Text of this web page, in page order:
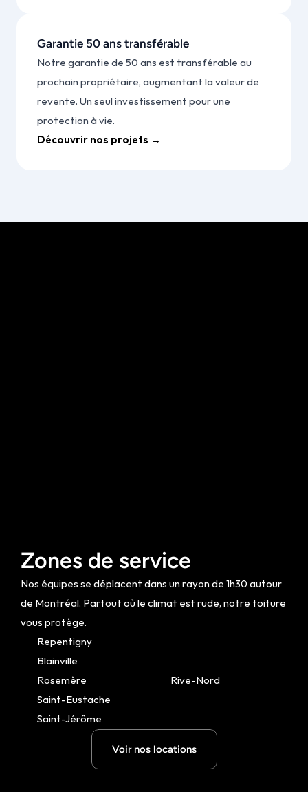
Garantie 50 ans transférable
Notre garantie de 50 ans est transférable au
prochain propriétaire, augmentant la valeur de
revente. Un seul investissement pour une
protection à vie.
Découvrir nos projets →
Zones de service
Nos équipes se déplacent dans un rayon de 1h30 autour
de Montréal. Partout où le climat est rude, notre toiture
vous protège.
Repentigny
Blainville
Rosemère
Saint-Eustache
Saint-Jérôme
Rive-Nord
Voir nos locations